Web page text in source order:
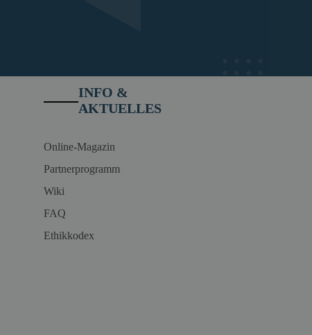
INFO &
AKTUELLES
Online-Magazin
Partnerprogramm
Wiki
FAQ
Ethikkodex